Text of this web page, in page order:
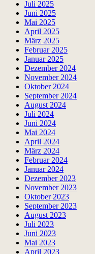
Juli 2025
Juni 2025
Mai 2025
April 2025
März 2025
Februar 2025
Januar 2025
Dezember 2024
November 2024
Oktober 2024
September 2024
August 2024
Juli 2024
Juni 2024
Mai 2024
April 2024
März 2024
Februar 2024
Januar 2024
Dezember 2023
November 2023
Oktober 2023
September 2023
August 2023
Juli 2023
Juni 2023
Mai 2023
April 2023